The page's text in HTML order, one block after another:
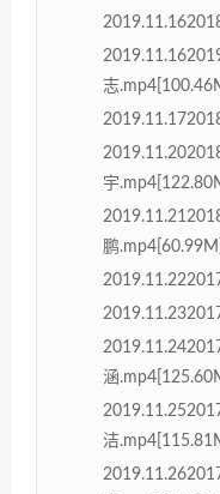
志
宇
鹏.mp4[60.99M]
涵
洁